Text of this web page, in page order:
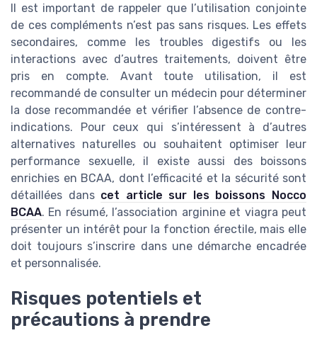
Il est important de rappeler que l’utilisation conjointe
de ces compléments n’est pas sans risques. Les effets
secondaires, comme les troubles digestifs ou les
interactions avec d’autres traitements, doivent être
pris en compte. Avant toute utilisation, il est
recommandé de consulter un médecin pour déterminer
la dose recommandée et vérifier l’absence de contre-
indications. Pour ceux qui s’intéressent à d’autres
alternatives naturelles ou souhaitent optimiser leur
performance sexuelle, il existe aussi des boissons
enrichies en BCAA, dont l’efficacité et la sécurité sont
détaillées dans cet article sur les boissons Nocco
BCAA. En résumé, l’association arginine et viagra peut
présenter un intérêt pour la fonction érectile, mais elle
doit toujours s’inscrire dans une démarche encadrée
et personnalisée.
Risques potentiels et
précautions à prendre